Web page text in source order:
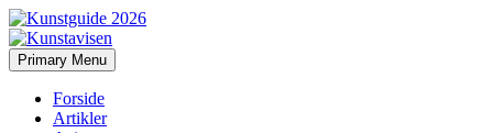
Kunstavisen
Search
Primary Menu Skip
to
Forside
Artikler